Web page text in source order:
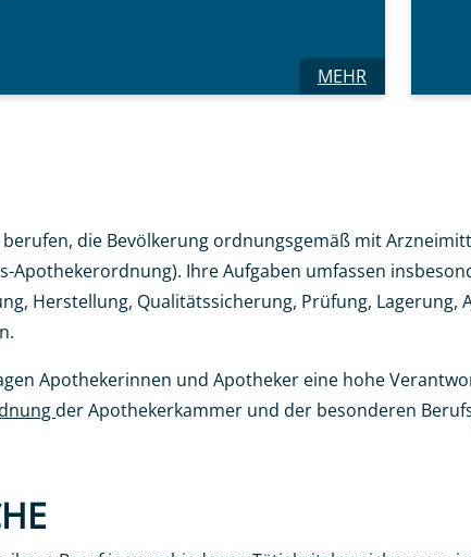
MEHRZU: SIE SIND
die Bevölkerung ordnungsgemäß mit
Apothekerordnung). Ihre Aufgaben umfassen
Herstellung, Qualitätssicherung, Prüfung,
Apothekerinnen und Apotheker eine hohe
der Apothekerkammer und der besonderen